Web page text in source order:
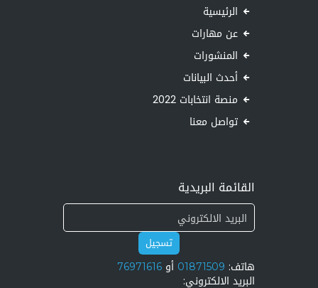
الرئيسية
عن مهارات
المنشورات
أحدث البيانات
منصة انتخابات 2022
تواصل معنا
القائمة البريدية
تسجيل
هاتف: 01871509 أو 76971616
البريد الالكتروني: